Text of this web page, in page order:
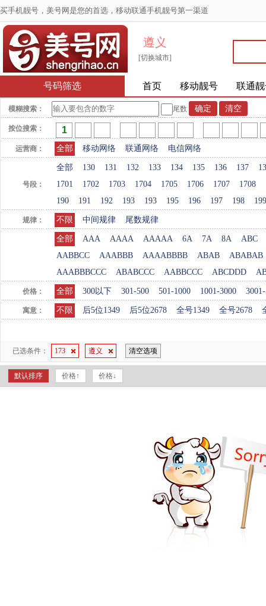
买手机靓号，美号网是您的首选，移动联通手机靓号第一渠道
遵义
[切换城市]
号码筛选 首页 移动靓号 联通
模糊搜索： 尾数
按位搜索：
运营商： 全部 移动网络 联通网络 电信网络
号段：
全部 130 131 132 133 134 135 136 137
1701
1702 1703 1704 1705 1706 1707 1708
190
191 192 193 193 195 196 197 198 199
规律： 不限 中间规律 尾数规律
全部 AAA AAAA AAAAA 6A 7A 8A
ABC
AABBCC
AAABBB AAAABBBB ABAB
ABABAB
AAABBBCCC
ABABCCC AABBCCC ABCDDD
价格： 全部 300以下 301-500 501-1000 1001-3000
寓意： 不限 后5位1349 后5位2678 全号1349 全号2678
已选条件： 173 遵义 清空选项
默认排序 价格↑ 价格↓